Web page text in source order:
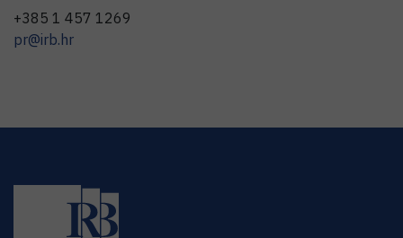
+385 1 457 1269
pr@irb.hr